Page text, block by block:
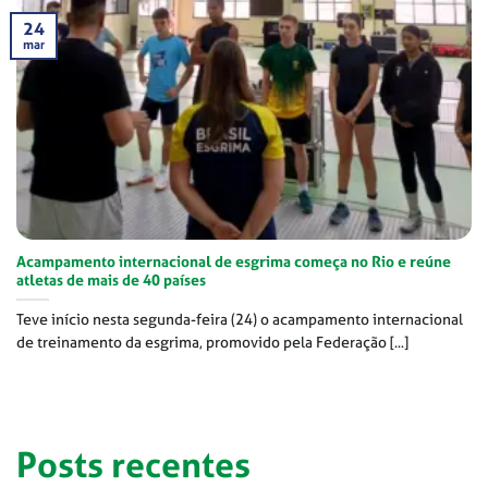
Acampamento internacional de esgrima começa no Rio e reúne
atletas de mais de 40 países
Teve início nesta segunda-feira (24) o acampamento internacional
de treinamento da esgrima, promovido pela Federação [...]
24
mar
Posts recentes